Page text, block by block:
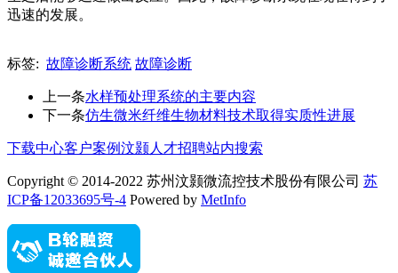
迅速的发展。
标签: 故障诊断系统 故障诊断
上一条水样预处理系统的主要内容
下一条仿生微米纤维生物材料技术取得实质性进展
下载中心客户案例汶颢人才招聘站内搜索
Copyright © 2014-2022 苏州汶颢微流控技术股份有限公司 苏
ICP备12033695号-4 Powered by MetInfo